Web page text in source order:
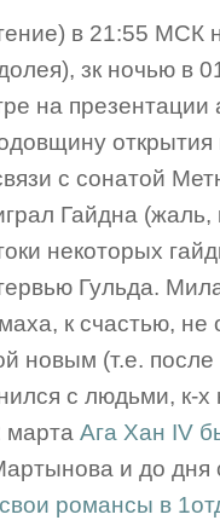
в 21:55 МСК
зк ночью в
на презентации
открытия
с сонатой
Гайдна (жаль,
некоторых
Гульда.
к счастью, не
новым (т.е.
с людьми, к-х
марта Ага Хан IV
и до дня
романсы в